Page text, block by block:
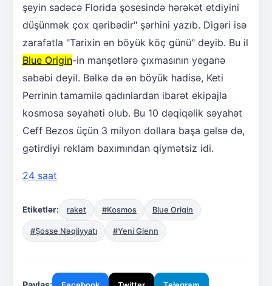
şeyin sadəcə Florida şosesində hərəkət etdiyini
düşünmək çox qəribədir" şərhini yazıb. Digəri isə
zarafatla "Tarixin ən böyük köç günü" deyib. Bu il
Blue Origin-in manşetlərə çıxmasının yeganə
səbəbi deyil. Bəlkə də ən böyük hadisə, Keti
Perrinin tamamilə qadınlardan ibarət ekipajla
kosmosa səyahəti olub. Bu 10 dəqiqəlik səyahət
Ceff Bezos üçün 3 milyon dollara başa gəlsə də,
gətirdiyi reklam baxımından qiymətsiz idi.
24 saat
Etiketlər: raket #Kosmos Blue Origin
#Şosse Nəqliyyatı #Yeni Glenn